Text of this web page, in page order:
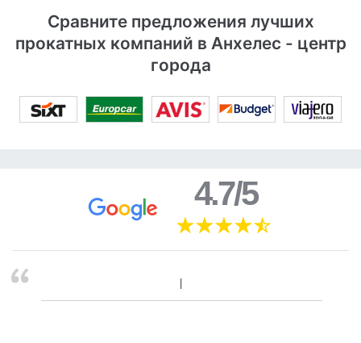
Сравните предложения лучших
прокатных компаний в Анхелес - центр
города
4.7/5